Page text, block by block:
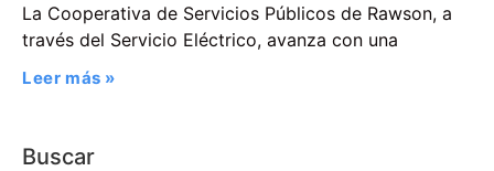
La Cooperativa de Servicios Públicos de Rawson, a
través del Servicio Eléctrico, avanza con una
Leer más »
Buscar